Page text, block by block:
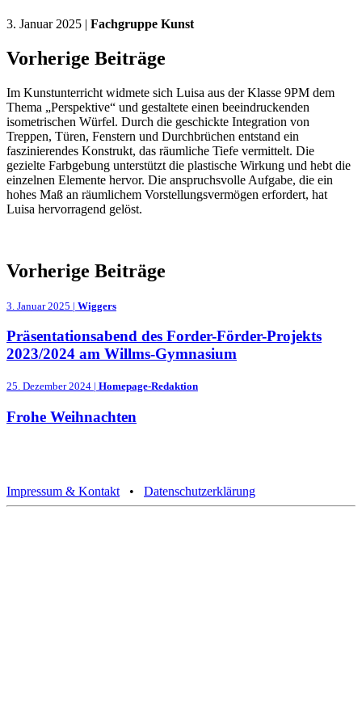
3. Januar 2025 | Fachgruppe Kunst
Vorherige Beiträge
Im Kunstunterricht widmete sich Luisa aus der Klasse 9PM dem
Thema „Perspektive“ und gestaltete einen beeindruckenden
isometrischen Würfel. Durch die geschickte Integration von
Treppen, Türen, Fenstern und Durchbrüchen entstand ein
faszinierendes Konstrukt, das räumliche Tiefe vermittelt. Die
gezielte Farbgebung unterstützt die plastische Wirkung und hebt die
einzelnen Elemente hervor. Die anspruchsvolle Aufgabe, die ein
hohes Maß an räumlichem Vorstellungsvermögen erfordert, hat
Luisa hervorragend gelöst.
Vorherige Beiträge
3. Januar 2025 | Wiggers
Präsentationsabend des Forder-Förder-Projekts
2023/2024 am Willms-Gymnasium
25. Dezember 2024 | Homepage-Redaktion
Frohe Weihnachten
Impressum & Kontakt • Datenschutzerklärung